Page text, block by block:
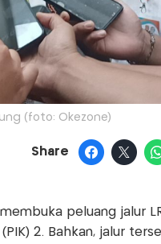
(foto: Okezone)
Share
peluang jalur
2. Bahkan, jalur